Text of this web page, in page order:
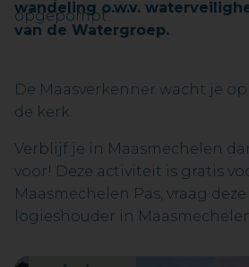
opgepompt.
wandeling o.w.v.
van de Watergroep.
De Maasverkenner wacht je
de kerk.
Verblijf je in Maasmechelen
voor! Deze activiteit is gratis
Maasmechelen Pas, vraag
logieshouder in